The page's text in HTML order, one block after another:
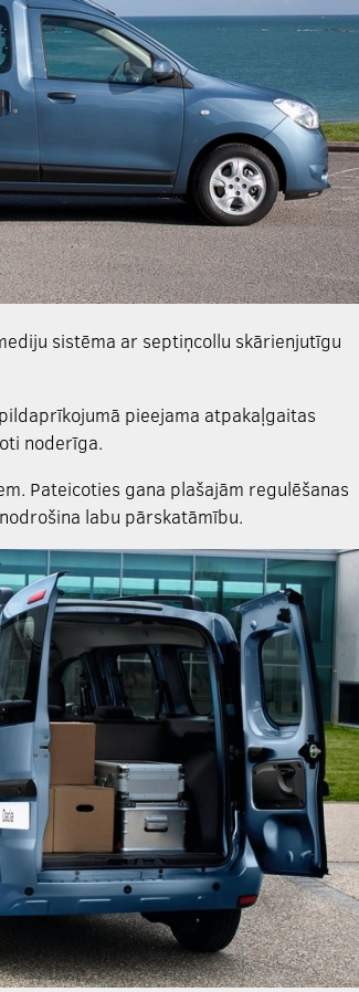
sistēma ar septiņcollu skārienjutīgu
pieejama atpakaļgaitas
noderīga.
Pateicoties gana plašajām regulēšanas
labu pārskatāmību.